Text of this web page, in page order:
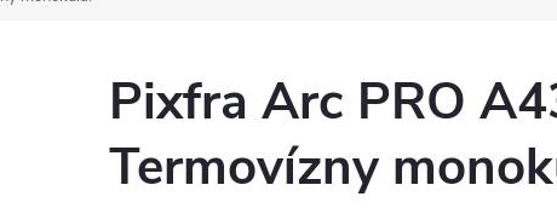
Pixfra Arc PRO
Termovízny